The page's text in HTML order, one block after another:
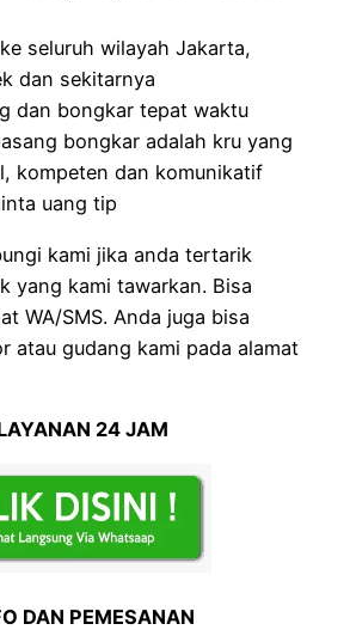
seluruh wilayah Jakarta,
dan sekitarnya
dan bongkar tepat waktu
bongkar adalah kru yang
kompeten dan komunikatif
uang tip
kami jika anda tertarik
yang kami tawarkan. Bisa
WA/SMS. Anda juga bisa
atau gudang kami pada alamat
24 JAM
DAN PEMESANAN